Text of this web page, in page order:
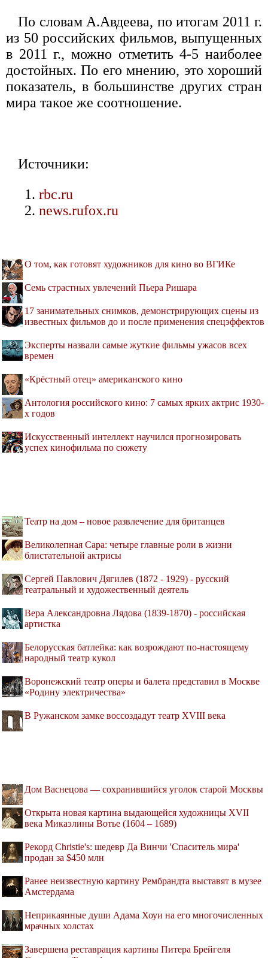
По словам А.Авдеева, по итогам 2011 г.
из 50 российских фильмов, выпущенных
в 2011 г., можно отметить 4-5 наиболее
достойных. По его мнению, это хороший
показатель, в большинстве других стран
мира такое же соотношение.
Источники:
rbc.ru
news.rufox.ru
О том, как готовят художников для кино во ВГИКе
Семь страстных увлечений Пьера Ришара
17 занимательных снимков, демонстрирующих сцены из
известных фильмов до и после применения спецэффектов
Эксперты назвали самые жуткие фильмы ужасов всех
времен
«Крёстный отец» американского кино
Антология российского кино: 7 самых ярких актрис 1930-
х годов
Искусственный интеллект научился прогнозировать
успех кинофильма по сюжету
Театр на дом – новое развлечение для британцев
Великолепная Сара: четыре главные роли в жизни
блистательной актрисы
Сергей Павлович Дягилев (1872 - 1929) - русский
театральный и художественный деятель
Вера Александровна Лядова (1839-1870) - российская
артистка
Белорусская батлейка: как возрождают по-настоящему
народный театр кукол
Воронежский театр оперы и балета представил в Москве
«Родину электричества»
В Ружанском замке воссоздадут театр XVIII века
Дом Васнецова — сохранившийся уголок старой Москвы
Открыта новая картина выдающейся художницы XVII
века Микаэлины Вотье (1604 – 1689)
Рекорд Christie's: шедевр Да Винчи 'Спаситель мира'
продан за $450 млн
Ранее неизвестную картину Рембрандта выставят в музее
Амстердама
Неприкаянные души Адама Хоуи на его многочисленных
мрачных холстах
Завершена реставрация картины Питера Брейгеля